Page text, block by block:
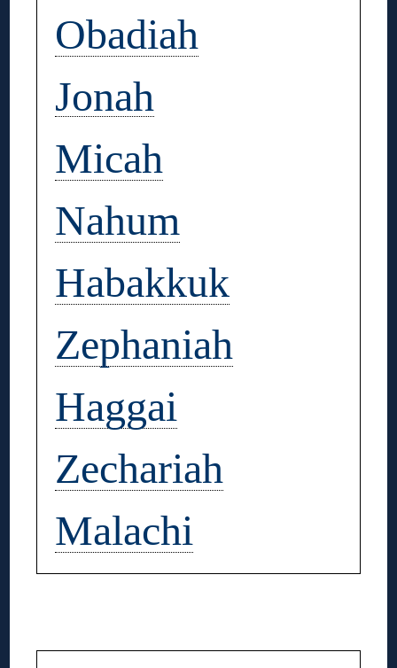
Obadiah
Jonah
Micah
Nahum
Habakkuk
Zephaniah
Haggai
Zechariah
Malachi